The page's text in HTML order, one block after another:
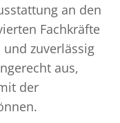
an den
Fachkräfte
zuverlässig
aus,
der